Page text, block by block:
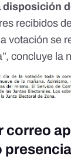
disposición
recibidos
votación se
concluye la
correo
presencial